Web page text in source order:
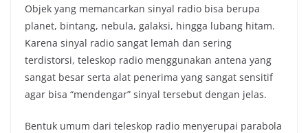
Objek yang memancarkan sinyal radio bisa berupa
planet, bintang, nebula, galaksi, hingga lubang hitam.
Karena sinyal radio sangat lemah dan sering
terdistorsi, teleskop radio menggunakan antena yang
sangat besar serta alat penerima yang sangat sensitif
agar bisa “mendengar” sinyal tersebut dengan jelas.
Bentuk umum dari teleskop radio menyerupai parabola